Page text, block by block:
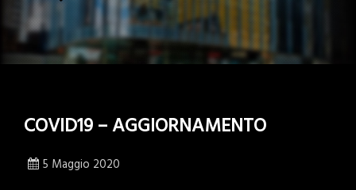
COVID19 – AGGIORNAMENTO
5 Maggio 2020